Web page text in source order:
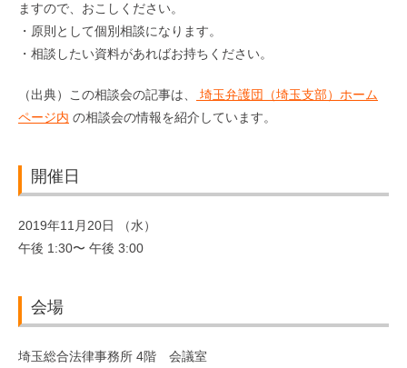
ますので、おこしください。
・原則として個別相談になります。
・相談したい資料があればお持ちください。
（出典）この相談会の記事は、
埼玉弁護団（埼玉支部）ホーム
ページ内 の相談会の情報を紹介しています。
開催日
2019年11月20日 （水）
午後 1:30〜 午後 3:00
会場
埼玉総合法律事務所 4階 会議室